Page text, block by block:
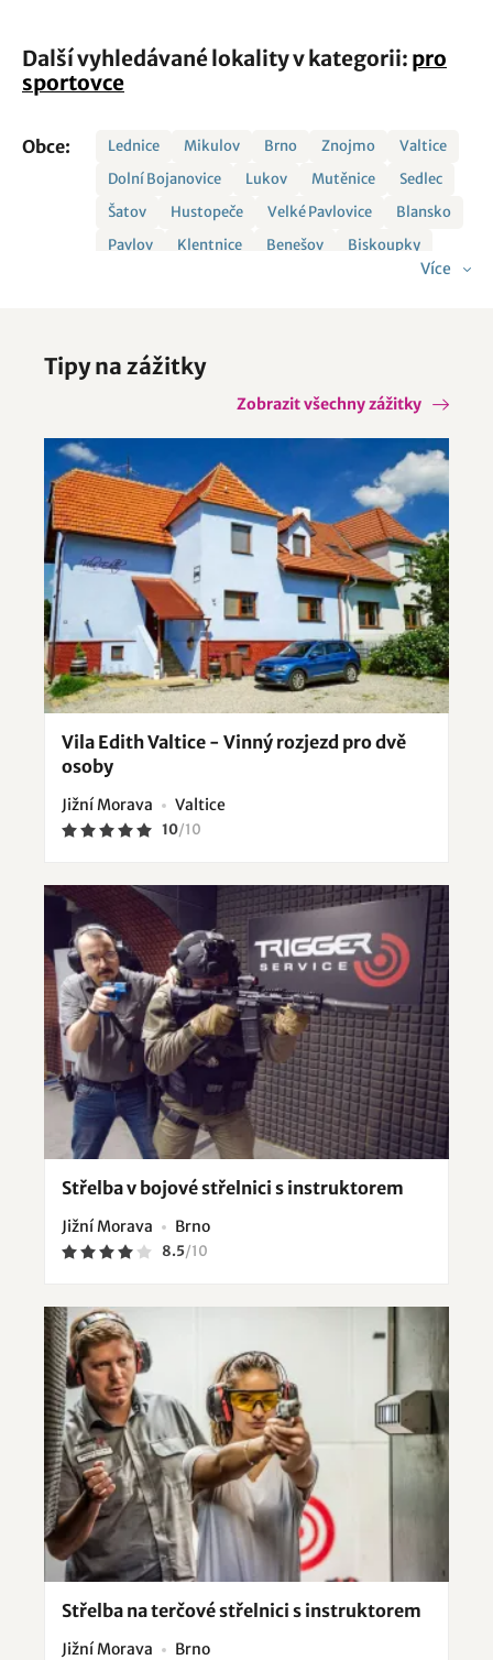
Další vyhledávané lokality v kategorii: pro
sportovce
Obce: Lednice Mikulov Brno Znojmo
Valtice
Dolní Bojanovice
Lukov Mutěnice
Sedlec
Šatov
Hustopeče Velké Pavlovice
Blansko
Pavlov
Klentnice Benešov
Biskoupky
Tvrdonice
Týnec
Velké Bílovice
Více
Tipy na zážitky
Zobrazit všechny zážitky
Vila Edith Valtice - Vinný rozjezd pro dvě
osoby
Jižní Morava Valtice
10/10
Střelba v bojové střelnici s instruktorem
Jižní Morava Brno
8.5/10
Střelba na terčové střelnici s instruktorem
Jižní Morava Brno